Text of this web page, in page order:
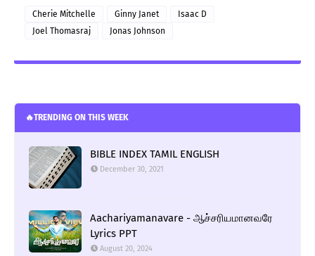
Cherie Mitchelle Ginny Janet
Isaac D
Joel Thomasraj
Jonas Johnson
🔥TRENDING ON THIS WEEK
BIBLE INDEX TAMIL ENGLISH
December 30, 2021
Aachariyamanavare - ஆச்சரியமானவரே
Lyrics PPT
August 20, 2024